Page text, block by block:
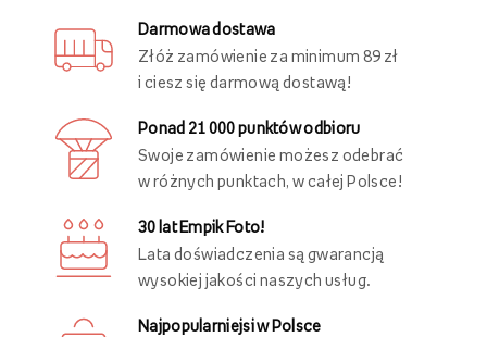
Darmowa dostawa
Złóż zamówienie za minimum 89 zł
i ciesz się darmową dostawą!
Ponad 21 000 punktów odbioru
Swoje zamówienie możesz odebrać
w różnych punktach, w całej Polsce!
30 lat Empik Foto!
Lata doświadczenia są gwarancją
wysokiej jakości naszych usług.
Najpopularniejsi w Polsce